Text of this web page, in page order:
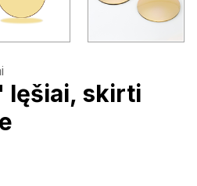
lęšiai, skirti